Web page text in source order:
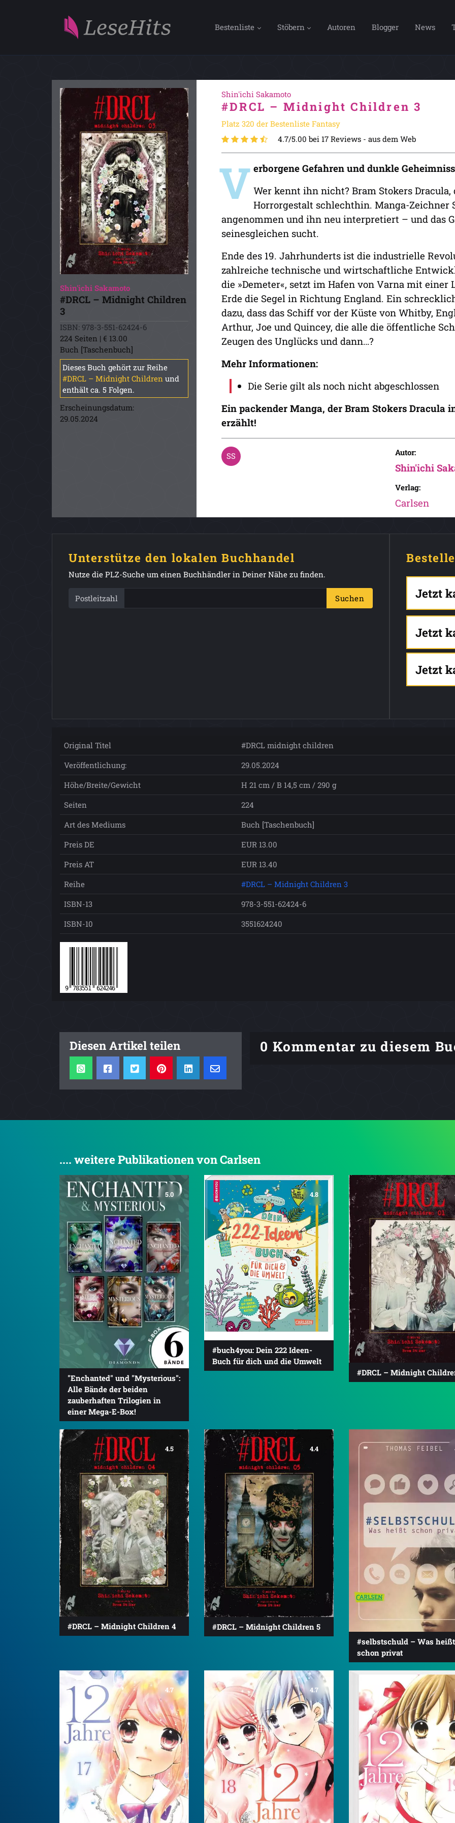
Bestenliste Stöbern Autoren Blogger News
Shin'ichi Sakamoto
#DRCL – Midnight Children
3
ISBN: 978-3-551-62424-6
224 Seiten | € 13.00
Buch [Taschenbuch]
Dieses Buch gehört zur Reihe
#DRCL – Midnight Children und
enthält ca. 5 Folgen.
Erscheinungsdatum:
29.05.2024
Shin'ichi Sakamoto
#DRCL – Midnight Children 3
Platz 320 der Bestenliste Fantasy
4.7/5.00 bei 17 Reviews - aus dem Web
V erborgene Gefahren und dunkle
Wer kennt ihn nicht? Bram Stokers
Horrorgestalt schlechthin. Manga-Zeichner
angenommen und ihn neu interpretiert – und das
seinesgleichen sucht.
Ende des 19. Jahrhunderts ist die industrielle
zahlreiche technische und wirtschaftliche
die »Demeter«, setzt im Hafen von Varna mit
Erde die Segel in Richtung England. Ein
dazu, dass das Schiff vor der Küste von Whitby,
Arthur, Joe und Quincey, die alle die öffentliche
Zeugen des Unglücks und dann…?
Mehr Informationen:
Die Serie gilt als noch nicht abgeschlossen
Ein packender Manga, der Bram Stokers Dracula
erzählt!
Autor:
Shin'ichi
Verlag:
Carlsen
Unterstütze den lokalen Buchhandel
Nutze die PLZ-Suche um einen Buchhändler in Deiner Nähe zu finden.
Postleitzahl Suchen Jetzt
Jetzt
Jetzt
Original Titel
#DRCL midnight children
Veröffentlichung:
29.05.2024
Höhe/Breite/Gewicht
H 21 cm / B 14,5 cm / 290 g
Seiten
224
Art des Mediums
Buch [Taschenbuch]
Preis DE
EUR 13.00
Preis AT
EUR 13.40
Reihe
#DRCL – Midnight Children 3
ISBN-13
978-3-551-62424-6
ISBN-10
3551624240
Diesen Artikel teilen 0 Kommentar zu diesem
.... weitere Publikationen von Carlsen
5.0
"Enchanted" und "Mysterious":
Alle Bände der beiden
zauberhaften Trilogien in
einer Mega-E-Box!
4.8
#buch4you: Dein 222 Ideen-
Buch für dich und die Umwelt
#DRCL – Midnight
4.5
#DRCL – Midnight Children 4
4.4
#DRCL – Midnight Children 5
#selbstschuld – Was heißt
schon privat
4.7 4.7